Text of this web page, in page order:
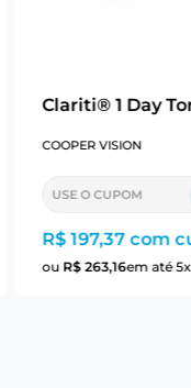
Clariti® 1 Day
COOPER VISION
USE O CUPOM
R$ 197,37 com
ou R$ 263,16em até5x